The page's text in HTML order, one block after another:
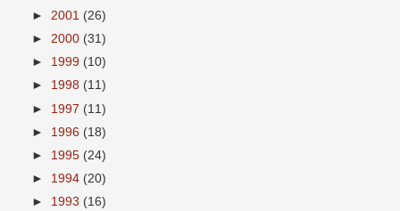
► 2001 (26)
► 2000 (31)
► 1999 (10)
► 1998 (11)
► 1997 (11)
► 1996 (18)
► 1995 (24)
► 1994 (20)
► 1993 (16)